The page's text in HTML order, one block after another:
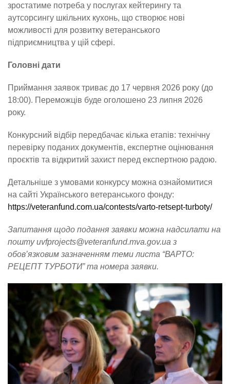
зростатиме потреба у послугах кейтерингу та
аутсорсингу шкільних кухонь, що створює нові
можливості для розвитку ветеранського
підприємництва у цій сфері.
Головні дати
Приймання заявок триває до 17 червня 2026 року (до
18:00). Переможців буде оголошено 23 липня 2026
року.
Конкурсний відбір передбачає кілька етапів: технічну
перевірку поданих документів, експертне оцінювання
проєктів та відкритий захист перед експертною радою.
Детальніше з умовами конкурсу можна ознайомитися
на сайті Українського ветеранського фонду:
https://veteranfund.com.ua/contests/varto-retsept-turboty/
Запитання щодо подання заявки можна надсилати на
поштуuvfprojects@veteranfund.mva.gov.ua з
обов’язковим зазначенням теми листа “ВАРТО:
РЕЦЕПТ ТУРБОТИ” та номера заявки.